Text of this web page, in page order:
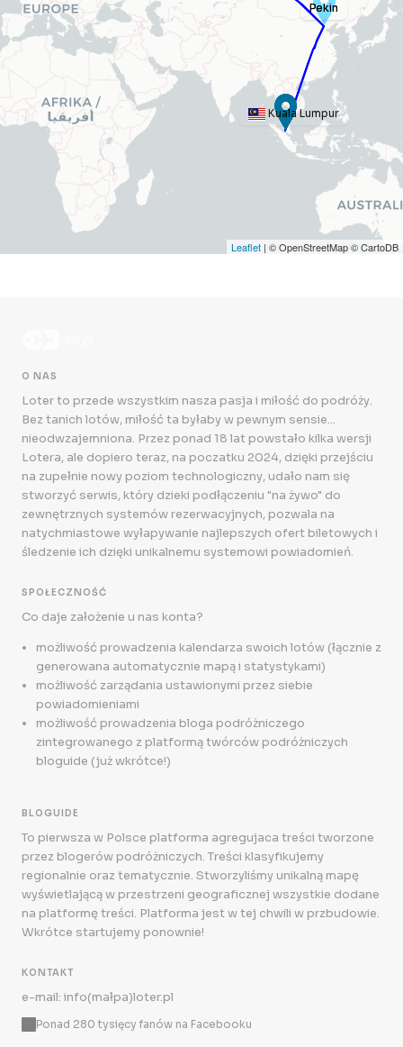
Kuala Lumpur
Pekin
Pekin
Leaflet | © OpenStreetMap © CartoDB
O NAS
Loter to przede wszystkim nasza pasja i miłość do podróży.
Bez tanich lotów, miłość ta byłaby w pewnym sensie...
nieodwzajemniona. Przez ponad 18 lat powstało kilka wersji
Lotera, ale dopiero teraz, na poczatku 2024, dzięki przejściu
na zupełnie nowy poziom technologiczny, udało nam się
stworzyć serwis, który dzieki podłączeniu "na żywo" do
zewnętrznych systemów rezerwacyjnych, pozwala na
natychmiastowe wyłapywanie najlepszych ofert biletowych i
śledzenie ich dzięki unikalnemu systemowi powiadomień.
SPOŁECZNOŚĆ
Co daje założenie u nas konta?
możliwość prowadzenia kalendarza swoich lotów (łącznie z
generowana automatycznie mapą i statystykami)
możliwość zarządania ustawionymi przez siebie
powiadomieniami
możliwość prowadzenia bloga podróżniczego
zintegrowanego z platformą twórców podróżniczych
bloguide (już wkrótce!)
BLOGUIDE
To pierwsza w Polsce platforma agregujaca treści tworzone
przez blogerów podróżniczych. Treści klasyfikujemy
regionalnie oraz tematycznie. Stworzyliśmy unikalną mapę
wyświetlającą w przestrzeni geograficznej wszystkie dodane
na platformę treści. Platforma jest w tej chwili w przbudowie.
Wkrótce startujemy ponownie!
KONTAKT
e-mail: info(małpa)loter.pl
Ponad 280 tysięcy fanów na Facebooku